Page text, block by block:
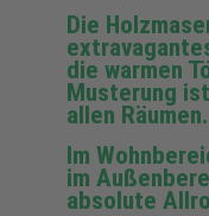
Die
die warmen
Musterung
allen Räumen.
Im
im
absolute